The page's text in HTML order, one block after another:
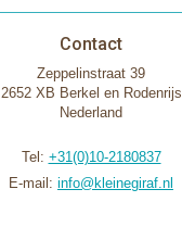
Contact
Zeppelinstraat 39
2652 XB Berkel en Rodenrijs
Nederland
Tel: +31(0)10-2180837
E-mail: info@kleinegiraf.nl